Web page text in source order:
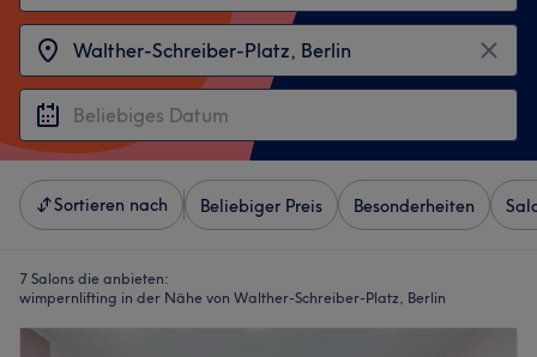
Sortieren nach Beliebiger Preis Besonderheiten
7 Salons die anbieten:
wimpernlifting in der Nähe von Walther-Schreiber-Platz, Berlin